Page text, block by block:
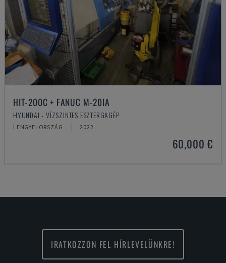
HIT-200C + FANUC M-20IA
HYUNDAI - VÍZSZINTES ESZTERGAGÉP
LENGYELORSZÁG 2022
60,000 €
IRATKOZZON FEL HÍRLEVELÜNKRE!